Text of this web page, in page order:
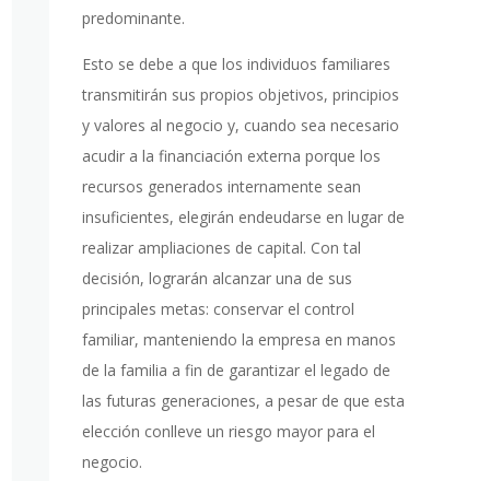
predominante.
Esto se debe a que los individuos familiares
transmitirán sus propios objetivos, principios
y valores al negocio y, cuando sea necesario
acudir a la financiación externa porque los
recursos generados internamente sean
insuficientes, elegirán endeudarse en lugar de
realizar ampliaciones de capital. Con tal
decisión, lograrán alcanzar una de sus
principales metas: conservar el control
familiar, manteniendo la empresa en manos
de la familia a fin de garantizar el legado de
las futuras generaciones, a pesar de que esta
elección conlleve un riesgo mayor para el
negocio.